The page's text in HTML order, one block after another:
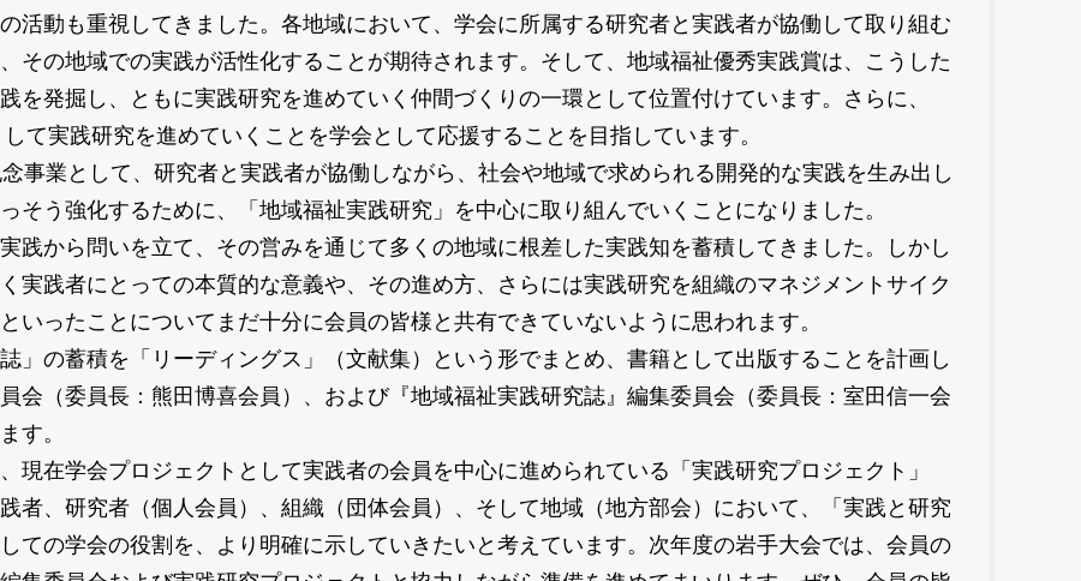
活動も重視してきました。各地域において、学会に所属する研究者と実践者が協働して取り組む
その地域での実践が活性化することが期待されます。そして、地域福祉優秀実践賞は、こうした
を発掘し、ともに実践研究を進めていく仲間づくりの一環として位置付けています。さらに、
して実践研究を進めていくことを学会として応援することを目指しています。
事業として、研究者と実践者が協働しながら、社会や地域で求められる開発的な実践を生み出し
そう強化するために、「地域福祉実践研究」を中心に取り組んでいくことになりました。
践から問いを立て、その営みを通じて多くの地域に根差した実践知を蓄積してきました。しかし
実践者にとっての本質的な意義や、その進め方、さらには実践研究を組織のマネジメントサイク
いったことについてまだ十分に会員の皆様と共有できていないように思われます。
」の蓄積を「リーディングス」（文献集）という形でまとめ、書籍として出版することを計画し
会（委員長：熊田博喜会員）、および『地域福祉実践研究誌』編集委員会（委員長：室田信一会
す。
在学会プロジェクトとして実践者の会員を中心に進められている「実践研究プロジェクト」
者、研究者（個人会員）、組織（団体会員）、そして地域（地方部会）において、「実践と研究
ての学会の役割を、より明確に示していきたいと考えています。次年度の岩手大会では、会員の